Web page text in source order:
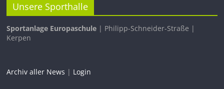
Unsere Sporthalle
Sportanlage Europaschule | Philipp-Schneider-Straße |
Kerpen
Archiv aller News | Login